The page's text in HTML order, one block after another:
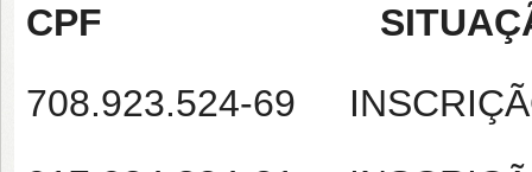
CPF
708.923.524-69